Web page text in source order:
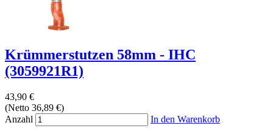
Krümmerstutzen 58mm - IHC
(3059921R1)
43,90 €
(Netto 36,89 €)
Anzahl
In den Warenkorb